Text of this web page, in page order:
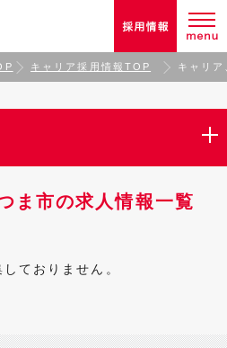
キャリア採用情報TOP キャリ
ま市の求人情報一覧
ておりません。